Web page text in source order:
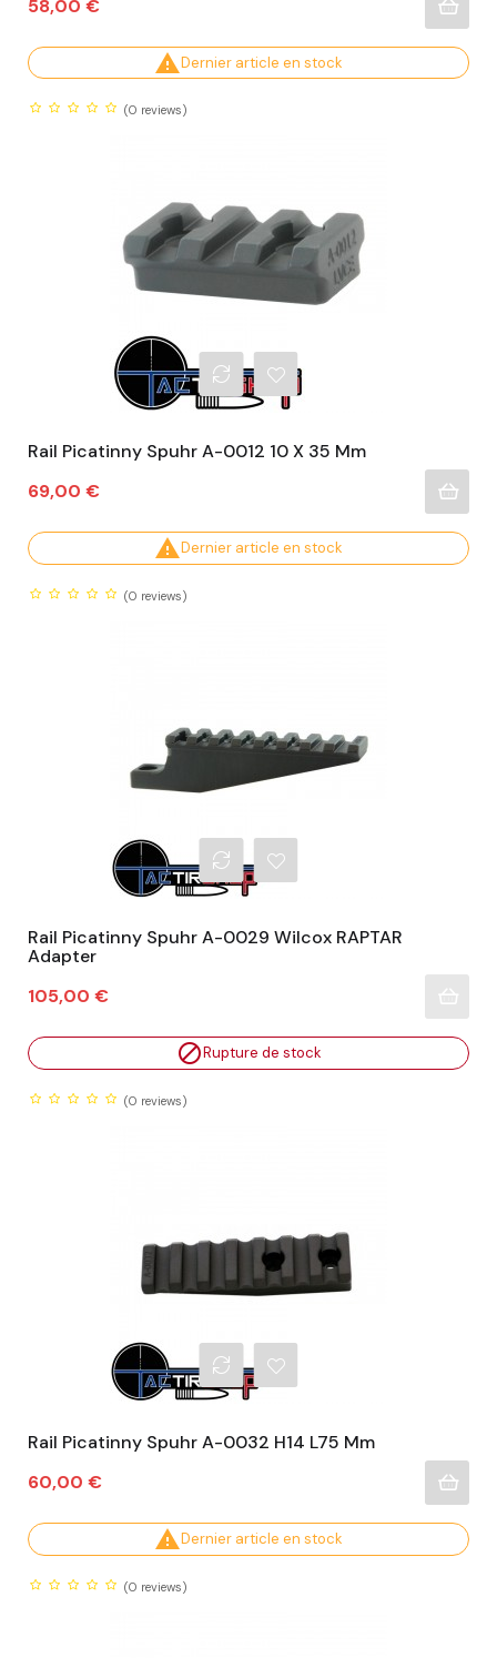
58,00 €
Dernier article en stock
(0 reviews)
Rail Picatinny Spuhr A-0012 10 X 35 Mm
Prix
69,00 €
Dernier article en stock
(0 reviews)
Rail Picatinny Spuhr A-0029 Wilcox RAPTAR
Adapter
Prix
105,00 €
Rupture de stock
(0 reviews)
Rail Picatinny Spuhr A-0032 H14 L75 Mm
Prix
60,00 €
Dernier article en stock
(0 reviews)